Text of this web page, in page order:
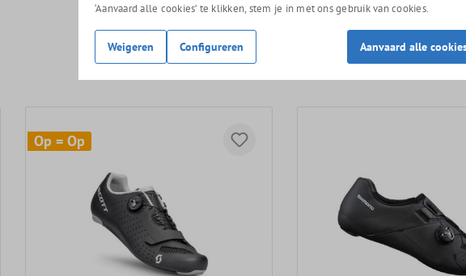
Op = Op
‘Aanvaard alle cookies’ te klikken, stem je in met ons gebruik van cookies.
Weigeren Configureren Aanvaard alle